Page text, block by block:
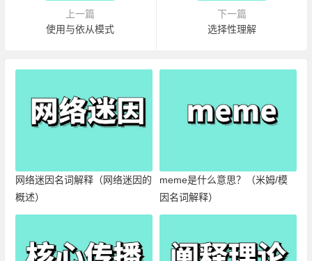
上一篇
使用与依从模式
下一篇
选择性理解
网络迷因名词解释（网络迷因的
概述）
meme是什么意思？（米姆/模
因名词解释）